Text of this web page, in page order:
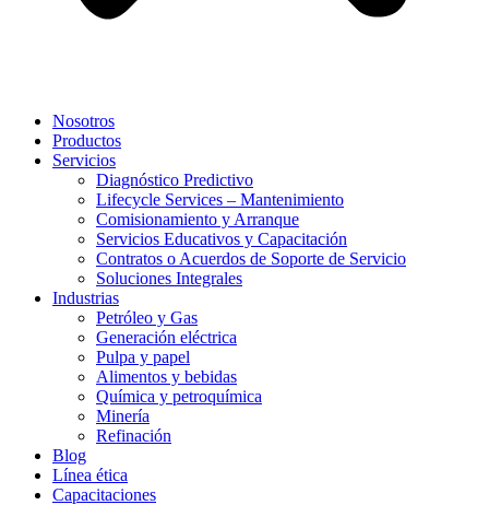
Nosotros
Productos
Servicios
Diagnóstico Predictivo
Lifecycle Services – Mantenimiento
Comisionamiento y Arranque
Servicios Educativos y Capacitación
Contratos o Acuerdos de Soporte de Servicio
Soluciones Integrales
Industrias
Petróleo y Gas
Generación eléctrica
Pulpa y papel
Alimentos y bebidas
Química y petroquímica
Minería
Refinación
Blog
Línea ética
Capacitaciones